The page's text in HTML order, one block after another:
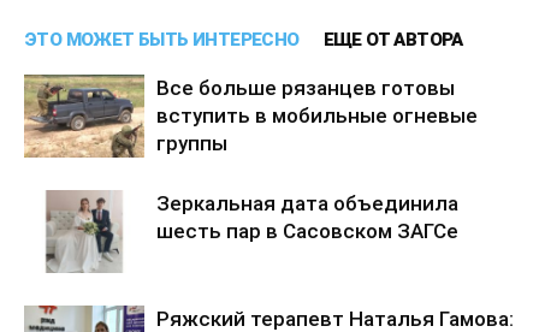
ЭТО МОЖЕТ БЫТЬ ИНТЕРЕСНО ЕЩЕ ОТ АВТОРА
Все больше рязанцев готовы
вступить в мобильные огневые
группы
Зеркальная дата объединила
шесть пар в Сасовском ЗАГСе
Ряжский терапевт Наталья Гамова: